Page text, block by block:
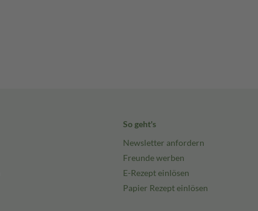
So geht's
Newsletter anfordern
Freunde werben
E-Rezept einlösen
Papier Rezept einlösen